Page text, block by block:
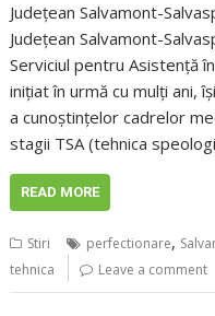
Județean Salvamont-
Județean Salvamont-
Serviciul pentru Asistență
inițiat în urmă cu mulți ani,
a cunoștințelor cadrelor
stagii TSA (tehnica
READ MORE
Stiri perfectionare,
tehnica Leave a comment